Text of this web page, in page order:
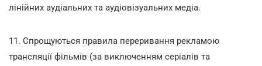
лінійних аудіальних та аудіовізуальних медіа.
11. Спрощуються правила переривання рекламою
трансляції фільмів (за виключенням серіалів та